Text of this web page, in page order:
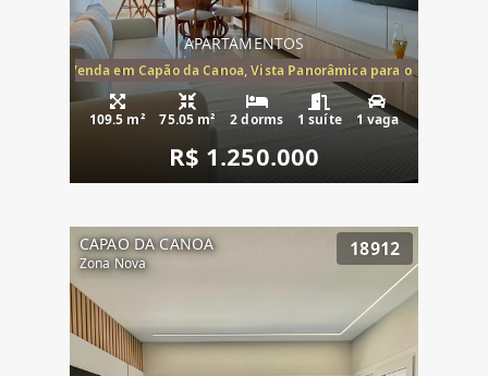
APARTAMENTOS
Mar à Venda em Capão da Canoa, Vista Panorâmica para o Mar, 2
109.5 m² 75.05 m² 2 dorms 1 suíte 1 vaga
R$ 1.250.000
CAPAO DA CANOA
Zona Nova
18912